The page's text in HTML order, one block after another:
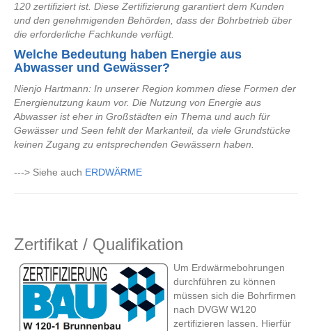
120 zertifiziert ist. Diese Zertifizierung garantiert dem Kunden
und den genehmigenden Behörden, dass der Bohrbetrieb über
die erforderliche Fachkunde verfügt.
Welche Bedeutung haben Energie aus
Abwasser und Gewässer?
Nienjo Hartmann: In unserer Region kommen diese Formen der
Energienutzung kaum vor. Die Nutzung von Energie aus
Abwasser ist eher in Großstädten ein Thema und auch für
Gewässer und Seen fehlt der Markanteil, da viele Grundstücke
keinen Zugang zu entsprechenden Gewässern haben.
---> Siehe auch ERDWÄRME
Zertifikat / Qualifikation
Um Erdwärmebohrungen
durchführen zu können
müssen sich die Bohrfirmen
nach DVGW W120
zertifizieren lassen. Hierfür